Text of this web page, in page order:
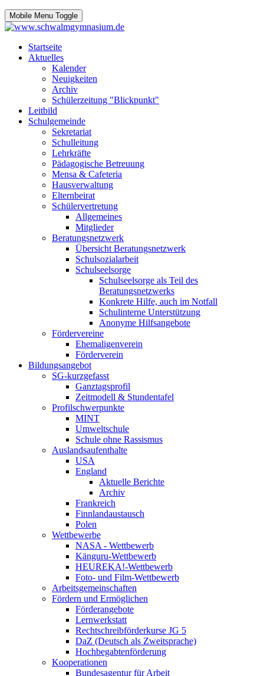
Mobile Menu Toggle
Startseite
Aktuelles
Kalender
Neuigkeiten
Archiv
Schülerzeitung "Blickpunkt"
Leitbild
Schulgemeinde
Sekretariat
Schulleitung
Lehrkräfte
Pädagogische Betreuung
Mensa & Cafeteria
Hausverwaltung
Elternbeirat
Schülervertretung
Allgemeines
Mitglieder
Beratungsnetzwerk
Übersicht Beratungsnetzwerk
Schulsozialarbeit
Schulseelsorge
Schulseelsorge als Teil des
Beratungsnetzwerks
Konkrete Hilfe, auch im Notfall
Schulinterne Unterstützung
Anonyme Hilfsangebote
Fördervereine
Ehemaligenverein
Förderverein
Bildungsangebot
SG-kurzgefasst
Ganztagsprofil
Zeitmodell & Stundentafel
Profilschwerpunkte
MINT
Umweltschule
Schule ohne Rassismus
Auslandsaufenthalte
USA
England
Aktuelle Berichte
Archiv
Frankreich
Finnlandaustausch
Polen
Wettbewerbe
NASA - Wettbewerb
Känguru-Wettbewerb
HEUREKA!-Wettbewerb
Foto- und Film-Wettbewerb
Arbeitsgemeinschaften
Fördern und Ermöglichen
Förderangebote
Lernwerkstatt
Rechtschreibförderkurse JG 5
DaZ (Deutsch als Zweitsprache)
Hochbegabtenförderung
Kooperationen
Bundesagentur für Arbeit